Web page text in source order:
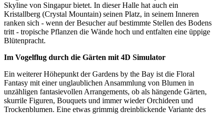
Skyline von Singapur bietet. In dieser Halle hat auch ein
Kristallberg (Crystal Mountain) seinen Platz, in seinem Inneren
ranken sich - wenn der Besucher auf bestimmte Stellen des Bodens
tritt - tropische Pflanzen die Wände hoch und entfalten eine üppige
Blütenpracht.
Im Vogelflug durch die Gärten mit 4D Simulator
Ein weiterer Höhepunkt der Gardens by the Bay ist die Floral
Fantasy mit einer unglaublichen Ansammlung von Blumen in
unzähligen fantasievollen Arrangements, ob als hängende Gärten,
skurrile Figuren, Bouquets und immer wieder Orchideen und
Trockenblumen. Eine etwas grimmig dreinblickende Variante des